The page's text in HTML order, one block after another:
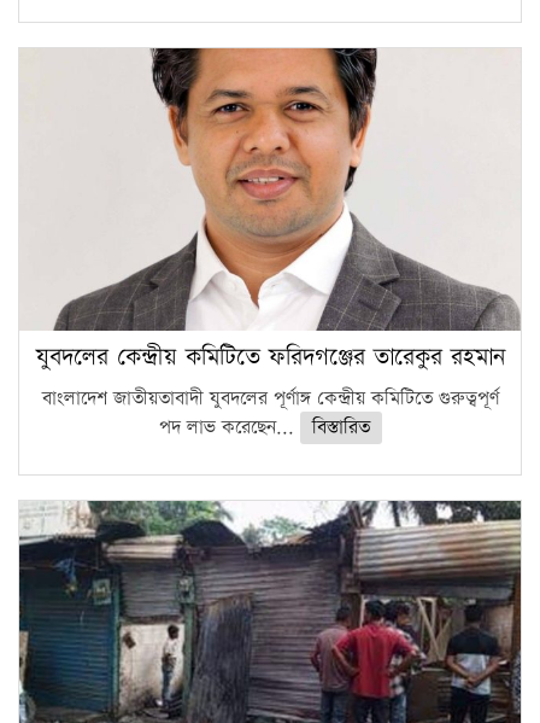
যুবদলের কেন্দ্রীয় কমিটিতে ফরিদগঞ্জের তারেকুর রহমান
বাংলাদেশ জাতীয়তাবাদী যুবদলের পূর্ণাঙ্গ কেন্দ্রীয় কমিটিতে গুরুত্বপূর্ণ
পদ লাভ করেছেন...
বিস্তারিত